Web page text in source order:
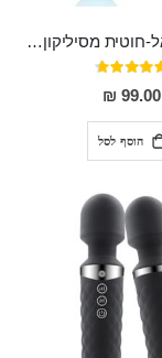
ביצת רטט אל-חוטית מסיליקון רפואי בגודל של 8 ס"מ ורוחב 3 ס"מ בעלת 20 מהירויות שונות "ENKI"
דירוג:
93%
99.00 ₪
הוסף לסל